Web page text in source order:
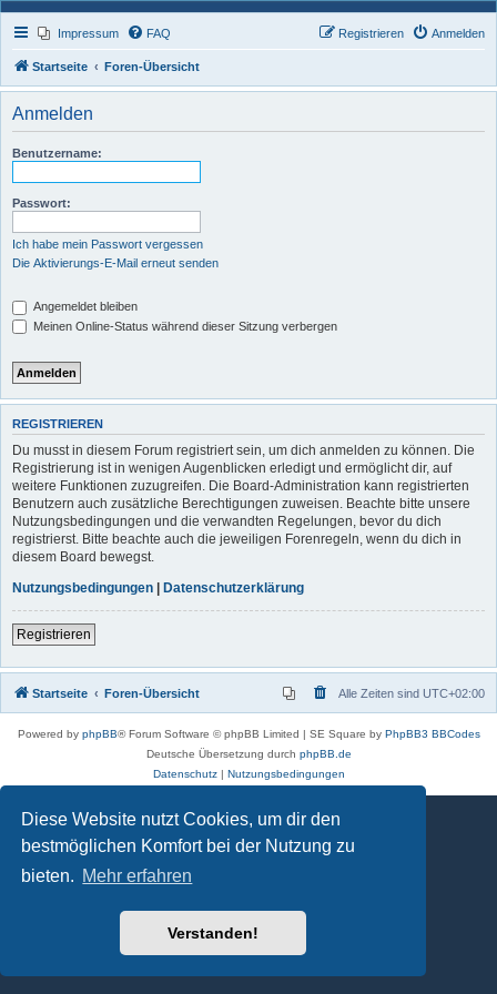
Diese Website nutzt Cookies, um dir den
bestmöglichen Komfort bei der Nutzung zu
bieten. Mehr erfahren
Verstanden!
Impressum FAQ Anmelden
Registrieren
Startseite Foren-Übersicht
Anmelden
Benutzername:
Passwort:
Ich habe mein Passwort vergessen
Die Aktivierungs-E-Mail erneut senden
Angemeldet bleiben
Meinen Online-Status während dieser Sitzung verbergen
REGISTRIEREN
Du musst in diesem Forum registriert sein, um dich anmelden zu können. Die
Registrierung ist in wenigen Augenblicken erledigt und ermöglicht dir, auf
weitere Funktionen zuzugreifen. Die Board-Administration kann registrierten
Benutzern auch zusätzliche Berechtigungen zuweisen. Beachte bitte unsere
Nutzungsbedingungen und die verwandten Regelungen, bevor du dich
registrierst. Bitte beachte auch die jeweiligen Forenregeln, wenn du dich in
diesem Board bewegst.
Nutzungsbedingungen | Datenschutzerklärung
Registrieren
Startseite Foren-Übersicht Alle Zeiten sind UTC+02:00
Powered by phpBB® Forum Software © phpBB Limited | SE Square by PhpBB3 BBCodes
Deutsche Übersetzung durch phpBB.de
Datenschutz| Nutzungsbedingungen